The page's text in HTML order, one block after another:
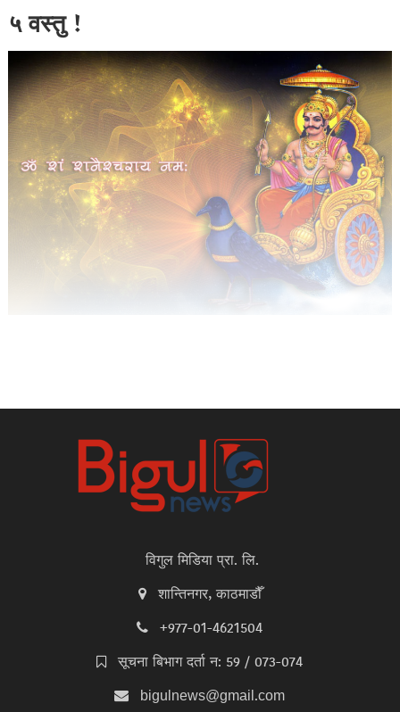
५ वस्तु !
विगुल मिडिया प्रा. लि.
शान्तिनगर, काठमाडौँ
+977-01-4621504
सूचना बिभाग दर्ता न: 59 / 073-074
bigulnews@gmail.com